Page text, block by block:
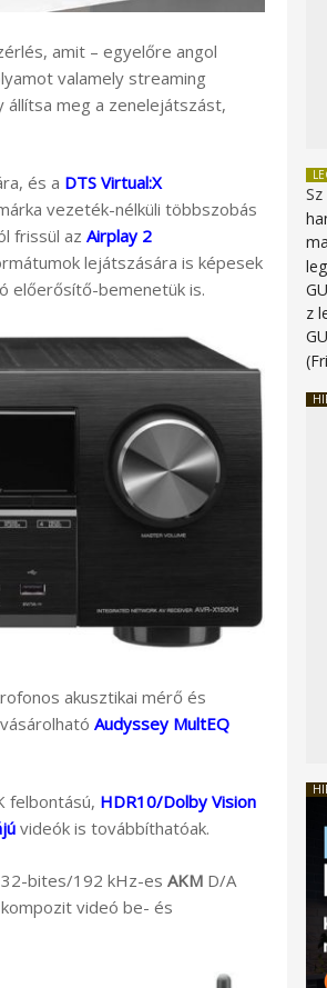
amit – egyelőre angol
valamely streaming
meg a zenelejátszást,
és a DTS Virtual:X
vezeték-nélküli többszobás
frissül az Airplay 2
lejátszására is képesek
előerősítő-bemenetük is.
akusztikai mérő és
Audyssey MultEQ
felbontású, HDR10/Dolby Vision
videók is továbbíthatóak.
bites/192 kHz-es AKM D/A
videó be- és
z